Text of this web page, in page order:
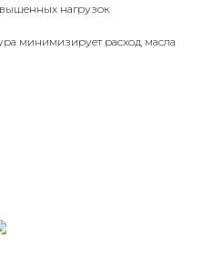
нагрузок
минимизирует расход масла